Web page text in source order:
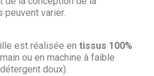
varier.
est réalisée en tissus 100%
ou en machine à faible
doux).